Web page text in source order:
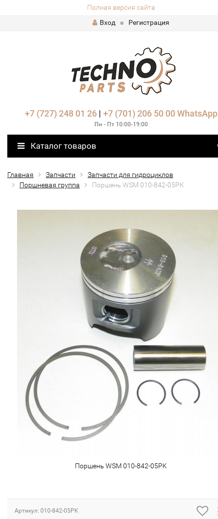
Полная версия сайта
Вход
Регистрация
+7 (727) 248 01 26| +7 (701) 206 50 00 WhatsApp
Пн - Пт 10:00-19:00
Каталог товаров
Главная Запчасти
Запчасти для гидроциклов
Поршневая группа
Поршень WSM 010-842-05PK
Поршень WSM 010-842-05PK
Артикул: 010-842-05PK